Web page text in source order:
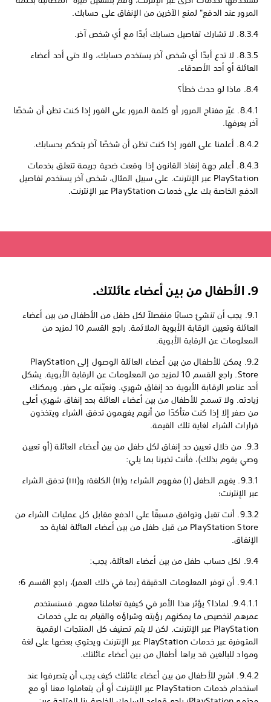
المرور عند الدفع" لمنع الآخرين من الإنفاق على حسابك.
8.3.4. لا تشارك تفاصيل حسابك أبدًا مع أي شخص آخر.
8.3.5. لا تدع أبدًا أي شخص آخر يستخدم حسابك، ولا حتى أحد أعضاء
العائلة أو أحد الأصدقاء.
8.4. ماذا لو حدث خطأ؟
8.4.1. غيّر مفتاح المرور أو كلمة المرور على الفور إذا كنت تظن أن شخصًا
آخر يعرفها.
8.4.2. أعلمنا على الفور إذا كنت تظن أن شخصًا آخر يتحكم بحسابك.
8.4.3. أعلم جهة إنفاذ القانون إذا وقعت ضحية جريمة تتعلق بخدمات
PlayStation عبر الإنترنت. على سبيل المثال، شخص آخر يستخدم تفاصيل
الدفع الخاصة بك على خدمات PlayStation عبر الإنترنت.
9. الأطفال من بين أعضاء عائلتك.
9.1. يجب أن تنشئ حسابًا منفصلاً لكل طفل من الأطفال من بين أعضاء
العائلة وتعيين الرقابة الأبوية الملائمة. راجع القسم 10 لمزيد من
المعلومات عن الرقابة الأبوية.
9.2. يمكن للأطفال من بين أعضاء العائلة الوصول إلى PlayStation
Store. راجع القسم 10 لمزيد من المعلومات عن الرقابة الأبوية. يشكل
أحد عناصر الرقابة الأبوية حد إنفاق شهري. ونعيّنه على صفر. ويمكنك
زيادته. ولا تسمح للأطفال من بين أعضاء العائلة بحد إنفاق شهري أعلى
من صفر إلا إذا كنت متأكدًا من أنهم يفهمون تدفق الشراء ويتخذون
قرارات الشراء لغاية تلك القيمة.
9.3. من خلال تعيين حد إنفاق لكل طفل من بين أعضاء العائلة (أو تعيين
وصي يقوم بذلك)، فأنت تخبرنا بما يلي:
9.3.1. يفهم الطفل (i) مفهوم الشراء؛ و(ii) الكلفة؛ و(iii) تدفق الشراء
عبر الإنترنت؛
9.3.2. أنت تقبل وتوافق مسبقًا على الدفع مقابل كل عمليات الشراء من
PlayStation Store من قبل طفل من بين أعضاء العائلة لغاية حد
الإنفاق.
9.4. لكل حساب طفل من بين أعضاء العائلة، يجب:
9.4.1. أن توفر المعلومات الدقيقة (بما في ذلك العمر)، راجع القسم 6؛
9.4.1.1. لماذا؟ يؤثر هذا الأمر في كيفية تعاملنا معهم. فسنستخدم
عمرهم لتخصيص ما يمكنهم رؤيته وشراؤه والقيام به على خدمات
PlayStation عبر الإنترنت. لكن لا يتم تصنيف كل المنتجات الرقمية
المتوفرة عبر خدمات PlayStation عبر الإنترنت ويحتوي بعضها على لغة
ومواد للبالغين قد يراها أطفال من بين أعضاء عائلتك.
9.4.2. اشرح للأطفال من بين أعضاء عائلتك كيف يجب أن يتصرفوا عند
استخدام خدمات PlayStation عبر الإنترنت أو أن يتعاملوا معنا أو مع